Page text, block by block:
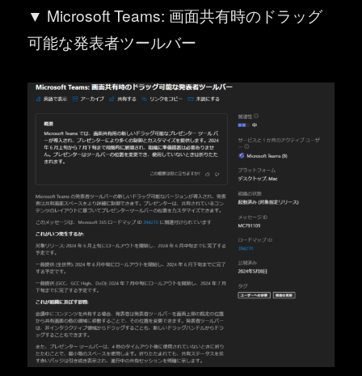
▼ Microsoft Teams: 画面共有時のドラッグ
可能な発表者ツールバー